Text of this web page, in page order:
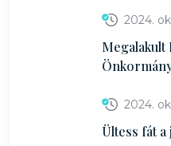
2024.
Megalakult
2024.
Ültess fát